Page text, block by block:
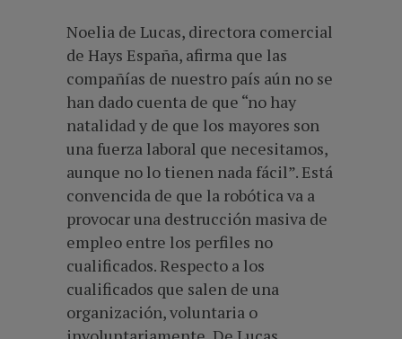
Noelia de Lucas, directora comercial
de Hays España, afirma que las
compañías de nuestro país aún no se
han dado cuenta de que “no hay
natalidad y de que los mayores son
una fuerza laboral que necesitamos,
aunque no lo tienen nada fácil”. Está
convencida de que la robótica va a
provocar una destrucción masiva de
empleo entre los perfiles no
cualificados. Respecto a los
cualificados que salen de una
organización, voluntaria o